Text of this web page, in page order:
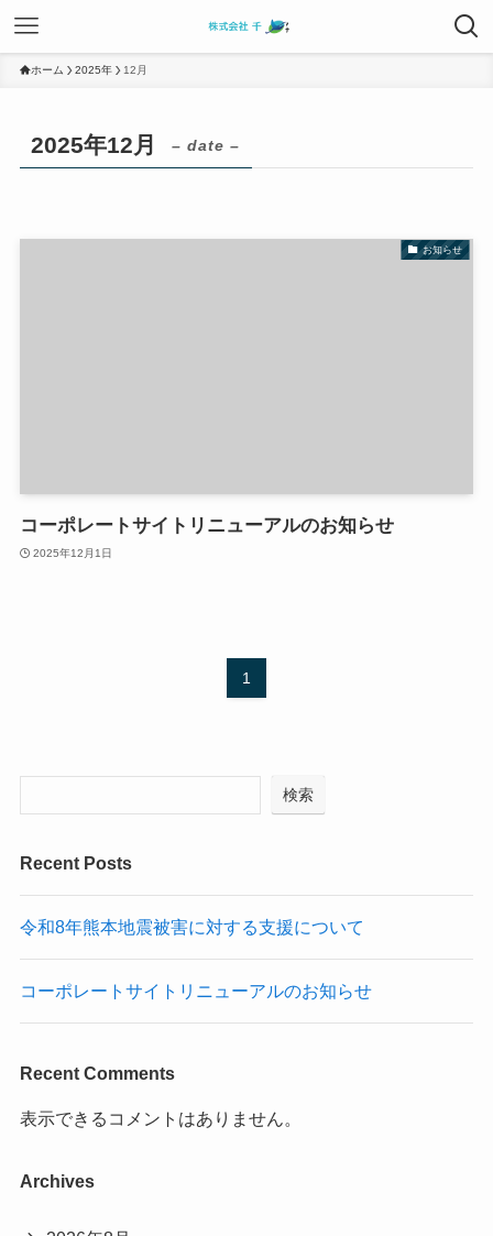
ホーム 2025年 12月
2025年12月 – date –
お知らせ
コーポレートサイトリニューアルのお知らせ
2025年12月1日
1
検索
Recent Posts
令和8年熊本地震被害に対する支援について
コーポレートサイトリニューアルのお知らせ
Recent Comments
表示できるコメントはありません。
Archives